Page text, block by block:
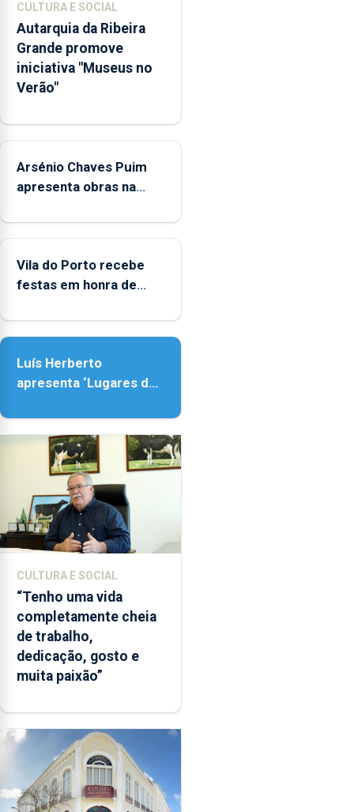
competências
pessoais,
emocionais
e
sociais
das
CULTURA E SOCIAL
Autarquia da Ribeira
Grande promove
iniciativa "Museus no
Verão"
Arsénio Chaves Puim
apresenta obras na
Porto
Vila do Porto recebe
festas em honra de
Assunção
Luís Herberto
apresenta ‘Lugares da
CULTURA E SOCIAL
“Tenho uma vida
completamente cheia
de trabalho,
dedicação, gosto e
muita paixão”